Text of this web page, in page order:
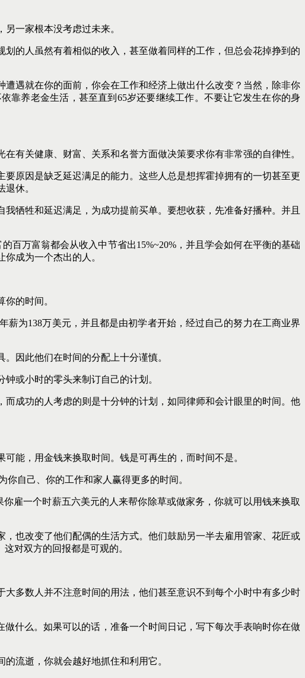
一家根本没考虑过未来。
的人虽然有着相似的收入，甚至做着同样的工作，但总会花掉挣到的
遇就在你的面前，你会在工作和经济上做出什么改变？当然，除非你
靠养老金生活，甚至直到65岁还要继续工作。不要让它发生在你的身
有关健康、财富、关系和名誉方面做决策要求你有非常强的自律性。
原因是缺乏延迟满足的能力。这些人总是想挥霍掉拥有的一切甚至更
休。
牺牲和延迟满足，为成功提前买单。要想收获，先准备好播种。并且
百万富翁都会从收入中节省出15%~20%，并且学会如何在平衡的基础
成为一个杰出的人。
的时间。
为138万美元，并且都是由初学者开始，经过自己的努力在工商业界
因此他们在时间的分配上十分谨慎。
或小时的零头来制订自己的计划。
成功的人考虑的则是十分钟的计划，如同律师和会计眼里的时间。他
能，用金钱来换取时间。钱是可再生的，而时间不是。
自己、你的工作和家人赢得更多的时间。
雇一个时薪五六美元的人来帮你除草或做家务，你就可以用钱来换取
也改变了他们配偶的生活方式。他们鼓励另一半去雇用管家、花匠或
对双方的回报都是可观的。
多数人并不注意时间的用法，他们甚至意识不到每个小时中有多少时
什么。如果可以的话，准备一个时间日记，写下每次手表响时你在做
流逝，你就会越好地抓住和利用它。